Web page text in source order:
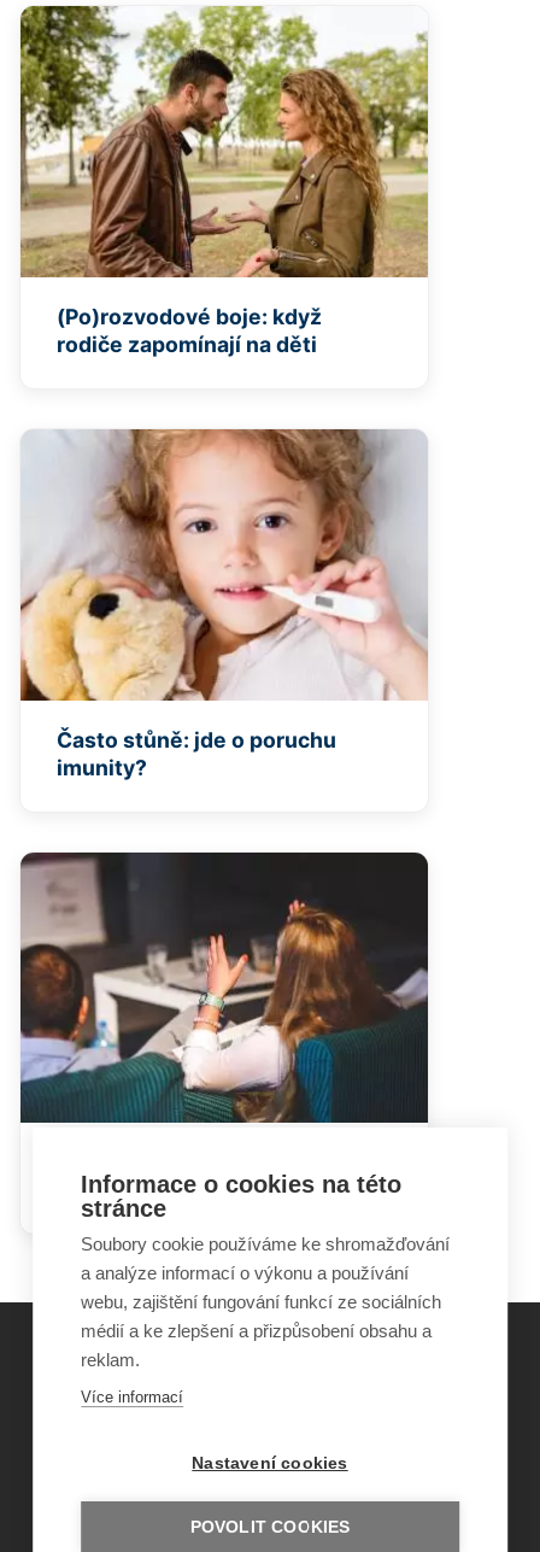
(Po)rozvodové boje: když
rodiče zapomínají na děti
Často stůně: jde o poruchu
imunity?
ublížit i prospět
©Obecně prospěšná společnost Sirius
ISSN 1805-8876
nazory@sancedetem.cz
Odběr novinek e-mailem
Informace o cookies na této
stránce
Soubory cookie používáme ke shromažďování
a analýze informací o výkonu a používání
webu, zajištění fungování funkcí ze sociálních
médií a ke zlepšení a přizpůsobení obsahu a
reklam.
Více informací
Nastavení cookies
POVOLIT COOKIES